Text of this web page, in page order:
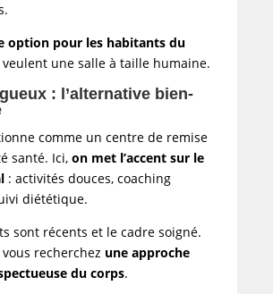
option pour les habitants du
une salle à taille humaine.
: l’alternative bien-
comme un centre de remise
santé. Ici,on met l’accent sur le
: activités douces, coaching
diététique.
sont récents et le cadre soigné.
recherchez une approche
du corps.